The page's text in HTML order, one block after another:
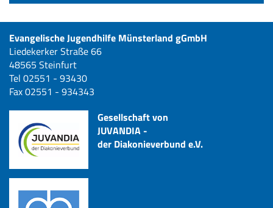
Evangelische Jugendhilfe Münsterland gGmbH
Liedekerker Straße 66
48565 Steinfurt
Tel 02551 - 93430
Fax 02551 - 934343
Gesellschaft von
JUVANDIA -
der Diakonieverbund e.V.